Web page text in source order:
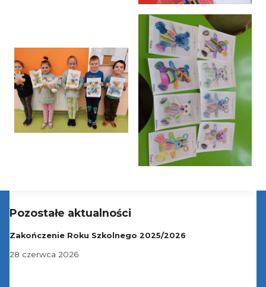
Pozostałe aktualności
Zakończenie Roku Szkolnego 2025/2026
28 czerwca 2026